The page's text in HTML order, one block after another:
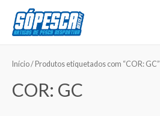
Início/ Produtos etiquetados com “COR: GC”
COR: GC